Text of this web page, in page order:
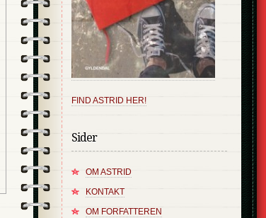
FIND ASTRID HER!
Sider
OM ASTRID
KONTAKT
OM FORFATTEREN